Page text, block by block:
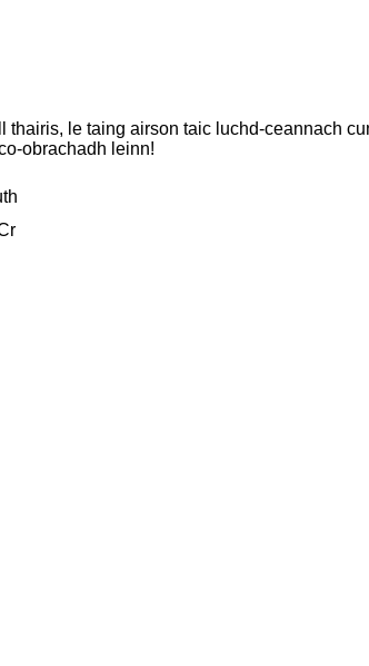
le taing airson taic luchd-ceannach
obrachadh leinn!